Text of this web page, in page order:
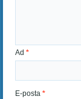
Ad*
E-posta*